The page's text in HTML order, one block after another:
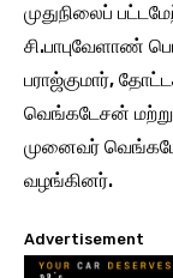
முதுநிலைப்
சி.பாபுவேளாண்
பராஜ்குமார்,
வெங்கடேசன்
முனைவர்
வழங்கினர்.
Advertisement